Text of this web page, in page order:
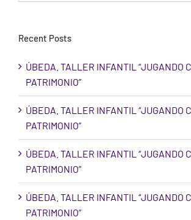
Recent Posts
ÚBEDA. TALLER INFANTIL “JUGANDO
PATRIMONIO”
ÚBEDA. TALLER INFANTIL “JUGANDO
PATRIMONIO”
ÚBEDA. TALLER INFANTIL “JUGANDO
PATRIMONIO”
ÚBEDA. TALLER INFANTIL “JUGANDO
PATRIMONIO”